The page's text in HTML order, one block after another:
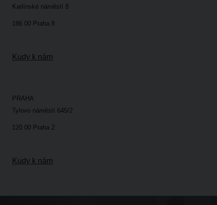
Karlínské náměstí 8
186 00 Praha 8
Kudy k nám
PRAHA
Tylovo náměstí 645/2
120 00 Praha 2
Kudy k nám